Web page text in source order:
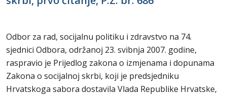
Odbor za rad, socijalnu politiku i zdravstvo na 74.
sjednici Odbora, održanoj 23. svibnja 2007. godine,
raspravio je Prijedlog zakona o izmjenama i dopunama
Zakona o socijalnoj skrbi, koji je predsjedniku
Hrvatskoga sabora dostavila Vlada Republike Hrvatske,